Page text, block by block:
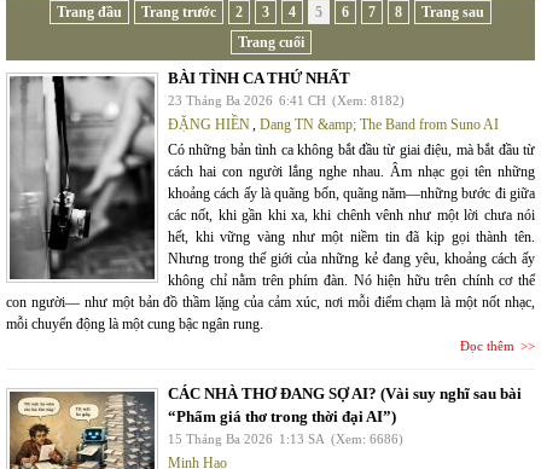
Trang đầu Trang trước 2 3 4 5 6 7 8
Trang sau
Trang cuối
BÀI TÌNH CA THỨ NHẤT
23 Tháng Ba 2026 6:41 CH (Xem: 8182)
ĐẶNG HIỀN, Dang TN &amp; The Band from Suno AI
Có những bản tình ca không bắt đầu từ giai điệu, mà bắt đầu từ
cách hai con người lắng nghe nhau. Âm nhạc gọi tên những
khoảng cách ấy là quãng bốn, quãng năm—những bước đi giữa
các nốt, khi gần khi xa, khi chênh vênh như một lời chưa nói
hết, khi vững vàng như một niềm tin đã kịp gọi thành tên.
Nhưng trong thế giới của những kẻ đang yêu, khoảng cách ấy
không chỉ nằm trên phím đàn. Nó hiện hữu trên chính cơ thể
con người— như một bản đồ thầm lặng của cảm xúc, nơi mỗi điểm chạm là một nốt nhạc,
mỗi chuyển động là một cung bậc ngân rung.
Đọc thêm
CÁC NHÀ THƠ ĐANG SỢ AI? (Vài suy nghĩ sau bài
“Phẩm giá thơ trong thời đại AI”)
15 Tháng Ba 2026 1:13 SA (Xem: 6686)
Minh Hạo